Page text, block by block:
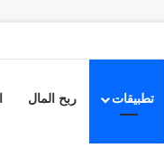
تطبيقات ربح المال